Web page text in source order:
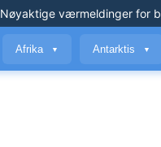
Nøyaktige værmeldinger for
Afrika ▼ Antarktis ▼